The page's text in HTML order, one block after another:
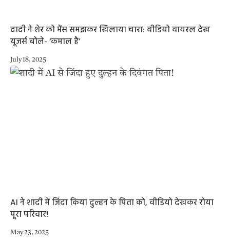
दादी ने शेर को भैंस समझकर खिलाया चारा: वीडियो वायरल देख
यूजर्स बोले- ‘कमाल है’
July 18, 2025
AI ने शादी में जिंदा किया दुल्हन के पिता को, वीडियो देखकर रोया
पूरा परिवार!
May 23, 2025